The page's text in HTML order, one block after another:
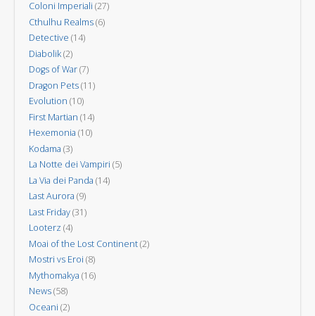
Coloni Imperiali (27)
Cthulhu Realms(6)
Detective (14)
Diabolik(2)
Dogs of War(7)
Dragon Pets(11)
Evolution (10)
First Martian (14)
Hexemonia (10)
Kodama (3)
La Notte dei Vampiri (5)
La Via dei Panda (14)
Last Aurora (9)
Last Friday(31)
Looterz (4)
Moai of the Lost Continent(2)
Mostri vs Eroi (8)
Mythomakya (16)
News(58)
Oceani (2)